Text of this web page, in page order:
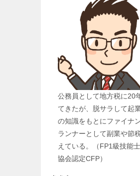
公務員として地方税に20
てきたが、脱サラして起
の知識をもとにファイナ
ランナーとして副業や節
えている。（FP1級技能
協会認定CFP）